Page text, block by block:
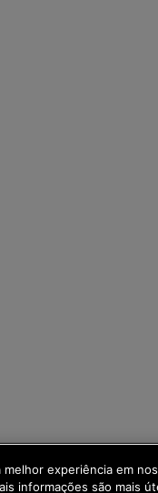
experiência em
informações são mais